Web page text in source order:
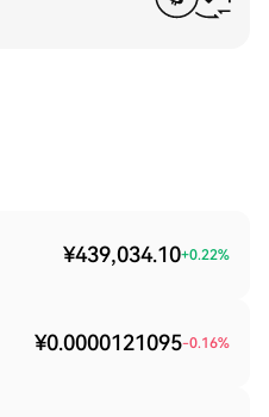
¥439,034.10+0.22%
¥0.0000121095-0.16%